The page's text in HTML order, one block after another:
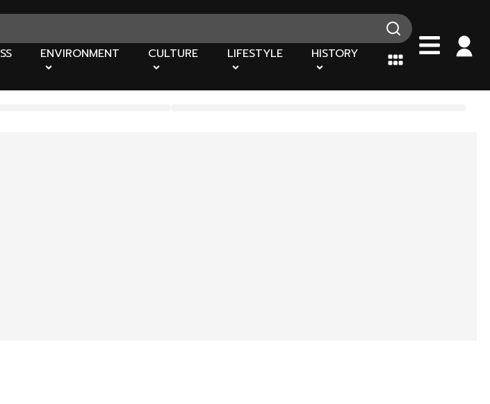
ENVIRONMENT CULTURE LIFESTYLE HISTORY